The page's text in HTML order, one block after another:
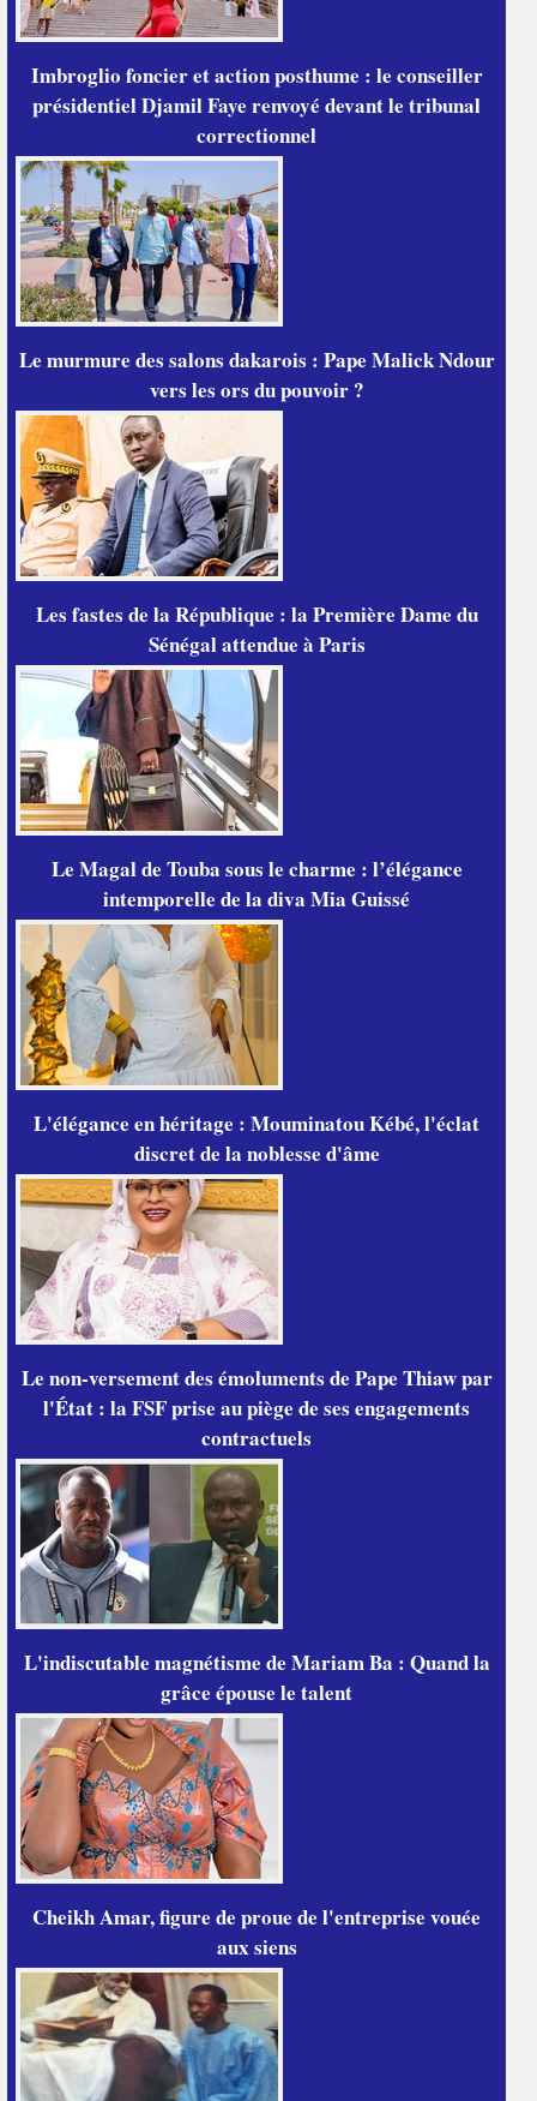
Imbroglio foncier et action posthume : le conseiller
présidentiel Djamil Faye renvoyé devant le tribunal
correctionnel
Le murmure des salons dakarois : Pape Malick Ndour
vers les ors du pouvoir ?
Les fastes de la République : la Première Dame du
Sénégal attendue à Paris
Le Magal de Touba sous le charme : l’élégance
intemporelle de la diva Mia Guissé
L'élégance en héritage : Mouminatou Kébé, l'éclat
discret de la noblesse d'âme
Le non-versement des émoluments de Pape Thiaw par
l'État : la FSF prise au piège de ses engagements
contractuels
L'indiscutable magnétisme de Mariam Ba : Quand la
grâce épouse le talent
Cheikh Amar, figure de proue de l'entreprise vouée
aux siens